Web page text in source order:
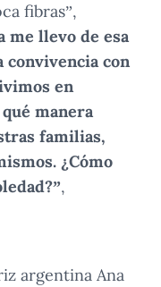
fibras”,
me llevo de esa
convivencia con
en
manera
familias,
¿Cómo
,
argentina Ana